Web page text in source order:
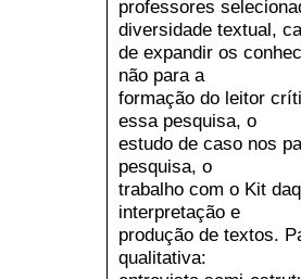
professores
diversidade textual,
de expandir os
não para a
formação do leitor
essa pesquisa, o
estudo de caso nos
pesquisa, o
trabalho com o Kit
interpretação e
produção de textos.
qualitativa: